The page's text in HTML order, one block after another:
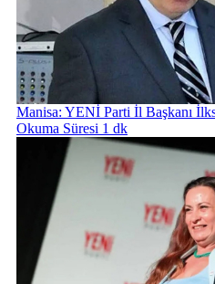
Manisa: YENİ Parti İl Başkanı
Okuma Süresi 1 dk